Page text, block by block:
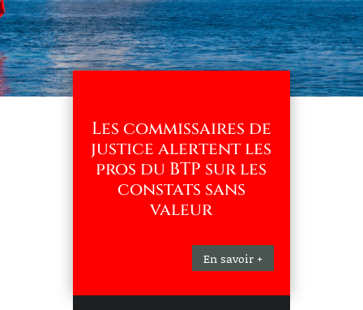
Les commissaires de
justice alertent les
pros du BTP sur les
constats sans
valeur
En savoir +